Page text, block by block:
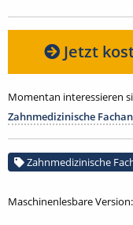
Jetzt
Momentan interessieren
Zahnmedizinische
Zahnmedizinische
Maschinenlesbare Version: